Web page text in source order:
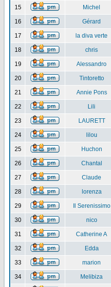
15 Michel
16 Gérard
17 la diva verte
18 chris
19 Alessandro
20 Tintoretto
21 Annie Pons
22 Lili
23 LAURETT
24 lilou
25 Huchon
26 Chantal
27 Claude
28 lorenza
29 Il Serenissimo
30 nico
31 Catherine A
32 Edda
33 marion
34 Melibiza